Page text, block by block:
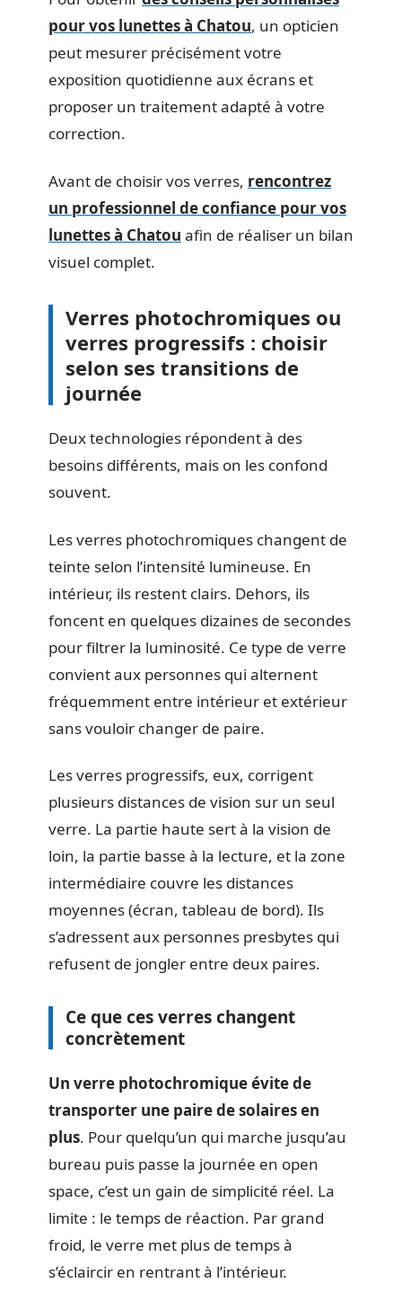
pour vos lunettes à Chatou, un opticien
peut mesurer précisément votre
exposition quotidienne aux écrans et
proposer un traitement adapté à votre
correction.
Avant de choisir vos verres, rencontrez
un professionnel de confiance pour vos
lunettes à Chatou afin de réaliser un bilan
visuel complet.
Verres photochromiques ou
verres progressifs : choisir
selon ses transitions de
journée
Deux technologies répondent à des
besoins différents, mais on les confond
souvent.
Les verres photochromiques changent de
teinte selon l’intensité lumineuse. En
intérieur, ils restent clairs. Dehors, ils
foncent en quelques dizaines de secondes
pour filtrer la luminosité. Ce type de verre
convient aux personnes qui alternent
fréquemment entre intérieur et extérieur
sans vouloir changer de paire.
Les verres progressifs, eux, corrigent
plusieurs distances de vision sur un seul
verre. La partie haute sert à la vision de
loin, la partie basse à la lecture, et la zone
intermédiaire couvre les distances
moyennes (écran, tableau de bord). Ils
s’adressent aux personnes presbytes qui
refusent de jongler entre deux paires.
Ce que ces verres changent
concrètement
Un verre photochromique évite de
transporter une paire de solaires en
plus. Pour quelqu’un qui marche jusqu’au
bureau puis passe la journée en open
space, c’est un gain de simplicité réel. La
limite : le temps de réaction. Par grand
froid, le verre met plus de temps à
s’éclaircir en rentrant à l’intérieur.